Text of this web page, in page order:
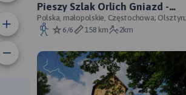
Pieszy Szlak Orlich Gniazd -
oficjalny przebieg szlaku
Polska, małopolskie, Częstochowa; Olsztyn;
Mirów; Bobolice; Morsko; Ogrodzieniec; Pilica;
Smoleń; By
6/6 158 km 2km